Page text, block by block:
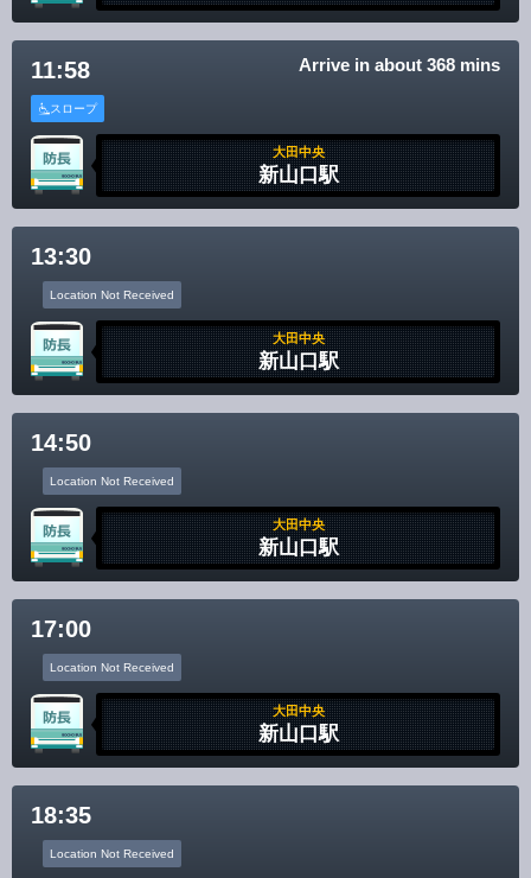
11:58 Arrive in about 368 mins
スロープ
大田中央
新山口駅
13:30
Location Not Received
大田中央
新山口駅
14:50
Location Not Received
大田中央
新山口駅
17:00
Location Not Received
大田中央
新山口駅
18:35
Location Not Received